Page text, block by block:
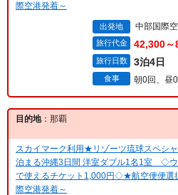
際空港発着～
出発地 中部国際
旅行代金 42,300～
旅行日数 3泊4日
食事 朝0回、昼
目的地：那覇
スカイマーク利用★リゾーツ琉球スペシ
泊まる沖縄3日間 洋室ダブル1名1室 ◇ウ
で使えるチケット1,000円◇★航空便便
際空港発着～